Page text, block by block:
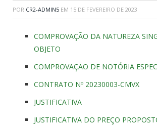
POR CR2-ADMIN5 EM 15 DE FEVEREIRO DE 2023
COMPROVAÇÃO DA NATUREZA
OBJETO
COMPROVAÇÃO DE NOTÓRIA
CONTRATO Nº 20230003-CMVX
JUSTIFICATIVA
JUSTIFICATIVA DO PREÇO